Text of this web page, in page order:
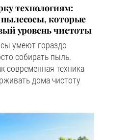
технологиям:
которые
уровень чистоты
умеют гораздо
собирать пыль.
современная техника
дома чистоту